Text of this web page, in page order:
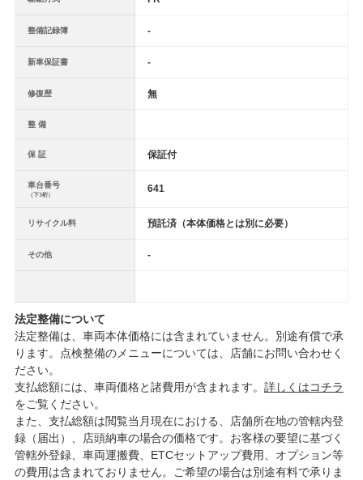
整備記録簿 -
新車保証書 -
修復歴 無
整 備
保 証 保証付
車台番号
（下3桁）
641
リサイクル料 預託済（本体価格とは別に必要）
その他 -
法定整備について
法定整備は、車両本体価格には含まれていません。別途有償で承
ります。点検整備のメニューについては、店舗にお問い合わせく
ださい。
支払総額には、車両価格と諸費用が含まれます。 詳しくはコチラ
をご覧ください。
また、支払総額は閲覧当月現在における、店舗所在地の管轄内登
録（届出）、店頭納車の場合の価格です。お客様の要望に基づく
管轄外登録、車両運搬費、ETCセットアップ費用、オプション等
の費用は含まれておりません。ご希望の場合は別途有料で承りま